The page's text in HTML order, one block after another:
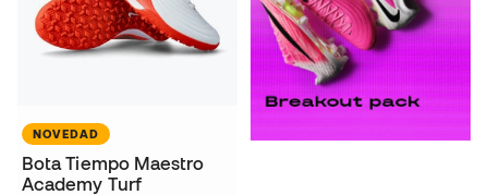
NOVEDAD
Bota Tiempo Maestro
Academy Turf